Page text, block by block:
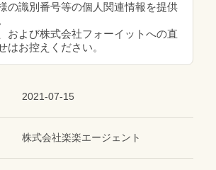
の識別番号等の個人関連情報を提供
および株式会社フォーイットへの直
はお控えください。
2021-07-15
株式会社楽楽エージェント